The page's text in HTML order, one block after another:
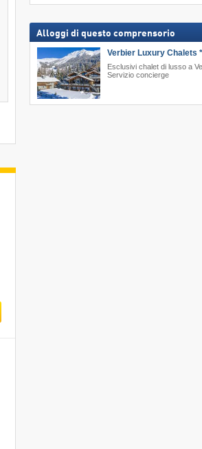
Alloggi di questo comprensorio
Verbier Luxury Chalets
Esclusivi chalet di lusso a
Servizio concierge